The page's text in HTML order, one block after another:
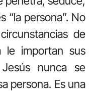
“la persona”. No
de
le importan sus
nunca se
persona. Es una